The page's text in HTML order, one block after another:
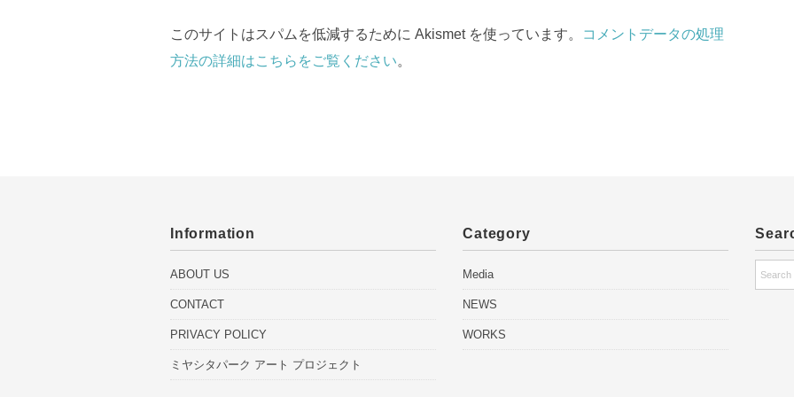
このサイトはスパムを低減するために Akismet を使っています。
コメントデータの処理
方法の詳細はこちらをご覧ください。
Information
ABOUT US
CONTACT
PRIVACY POLICY
ミヤシタパーク アート プロジェクト
Category
Media
NEWS
WORKS